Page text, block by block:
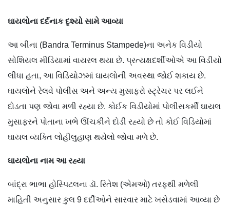
ઘાયલોના દર્દનાક દૃશ્યો સામે આવ્યા
આ બીના (Bandra Terminus Stampede)ના અનેક વિડીયો
સોશિયલ મીડિયામાં વાયરલ થયા છે. પ્રત્યક્ષદર્શીઓએ આ વિડીયો
લીધા હતા, આ વિડિયોઝમાં ઘાયલોની અવસ્થા જોઈ શકાય છે.
ઘાયલોને રેલવે પોલીસ અને અન્ય મુસાફરો સ્ટ્રેચર પર લઈને
દોડતા પણ જોવા મળી રહ્યા છે. કોઈક વિડીયોમાં પોલીસકર્મી ઘાયલ
મુસાફરને પોતાના ખભે ઊંચકીને દોડી રહ્યો છે તો કોઈ વિડિયોમાં
ઘાયલ વ્યક્તિ લોહીલુહાણ થયેલો જોવા મળે છે.
ઘાયલોના નામ આ રહ્યા
બાંદ્રા ભાભા હોસ્પિટલના ડૉ. રિતેશ (એમઓ) તરફથી મળેલી
માહિતી અનુસાર કુલ 9 દર્દીઓને સારવાર માટે ખસેડવામાં આવ્યા છે